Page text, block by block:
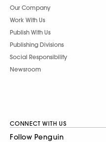
Our Company
Work With Us
Publish With Us
Publishing Divisions
Social Responsibility
Newsroom
CONNECT WITH US
Follow Penguin